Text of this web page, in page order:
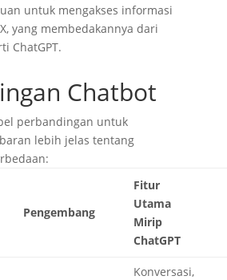
untuk mengakses informasi
yang membedakannya dari
ChatGPT.
Chatbot
perbandingan untuk
lebih jelas tentang
Pengembang
Fitur
Utama
Mirip
ChatGPT
Konversasi,